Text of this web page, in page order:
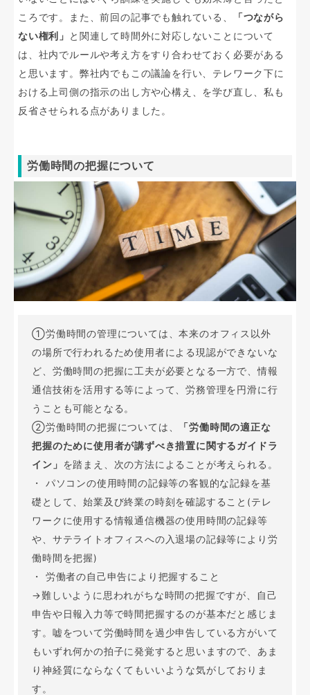
ころです。また、前回の記事でも触れている、
「つながら
ない権利」
と関連して時間外に対応しないことについて
は、社内でルールや考え方をすり合わせておく必要がある
と思います。弊社内でもこの議論を行い、テレワーク下に
おける上司側の指示の出し方や心構え、を学び直し、私も
反省させられる点がありました。
労働時間の把握について
①労働時間の管理については、本来のオフィス以外
の場所で行われるため使用者による現認ができないな
ど、労働時間の把握に工夫が必要となる一方で、情報
通信技術を活用する等によって、労務管理を円滑に行
うことも可能となる。
②労働時間の把握については、
「労働時間の適正な
把握のために使用者が講ずべき措置に関するガイドラ
イン」 を踏まえ、次の方法によることが考えられる。
・ パソコンの使用時間の記録等の客観的な記録を基
礎として、始業及び終業の時刻を確認すること(テレ
ワークに使用する情報通信機器の使用時間の記録等
や、サテライトオフィスへの入退場の記録等により労
働時間を把握)
・ 労働者の自己申告により把握すること
→難しいように思われがちな時間の把握ですが、自己
申告や日報入力等で時間把握するのが基本だと感じま
す。嘘をついて労働時間を過少申告している方がいて
もいずれ何かの拍子に発覚すると思いますので、あま
り神経質にならなくてもいいような気がしておりま
す。